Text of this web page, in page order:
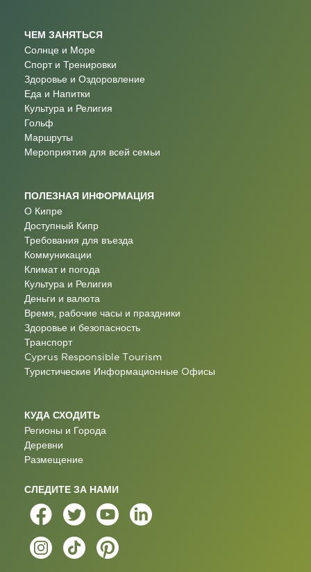
ЧЕМ ЗАНЯТЬСЯ
Солнце и Море
Спорт и Тренировки
Здоровье и Оздоровление
Еда и Напитки
Культура и Религия
Гольф
Маршруты
Мероприятия для всей семьи
ПОЛЕЗНАЯ ИНФОРМАЦИЯ
О Кипре
Доступный Кипр
Требования для въезда
Коммуникации
Климат и погода
Культура и Религия
Деньги и валюта
Время, рабочие часы и праздники
Здоровье и безопасность
Транспорт
Cyprus Responsible Tourism
Туристические Информационные Oфисы
КУДА СХОДИТЬ
Регионы и Города
Деревни
Размещение
СЛЕДИТЕ ЗА НАМИ